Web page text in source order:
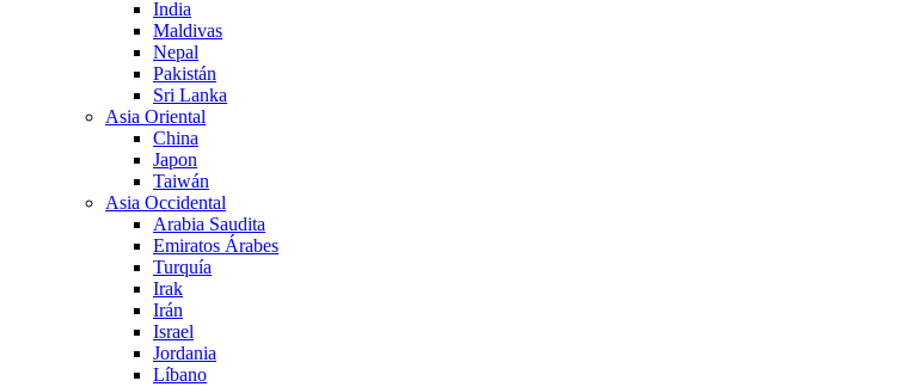
India
Maldivas
Nepal
Pakistán
Sri Lanka
Asia Oriental
China
Japon
Taiwán
Asia Occidental
Arabia Saudita
Emiratos Árabes
Turquía
Irak
Irán
Israel
Jordania
Líbano